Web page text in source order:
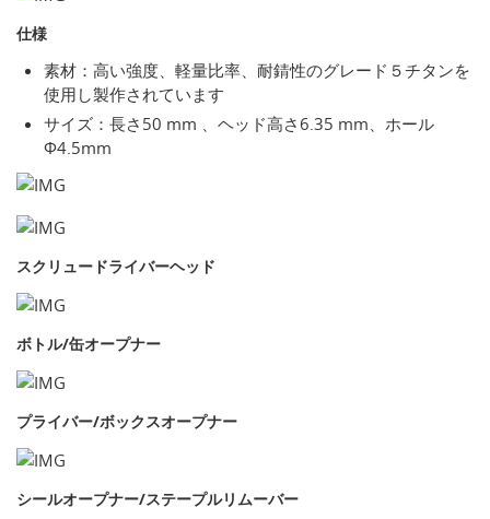
仕様
素材：高い強度、軽量比率、耐錆性のグレード５チタンを
使用し製作されています
サイズ：長さ50 mm 、ヘッド高さ6.35 mm、ホール
Φ4.5mm
スクリュードライバーヘッド
ボトル/缶オープナー
プライバー/ボックスオープナー
シールオープナー/ステープルリムーバー